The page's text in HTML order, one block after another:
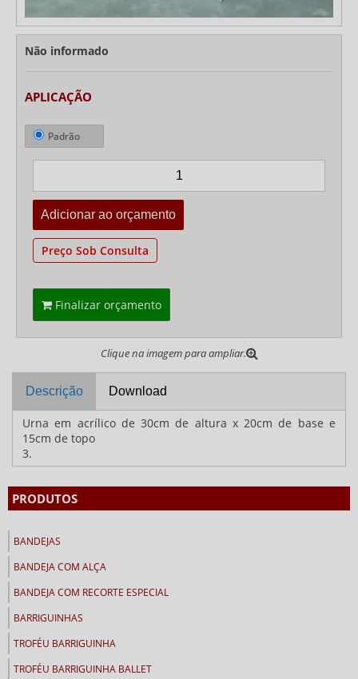
Não informado
APLICAÇÃO
Padrão
Preço Sob Consulta
Finalizar orçamento
Clique na imagem para ampliar.
Descrição Download
Urna em acrílico de 30cm de altura x 20cm de base e
15cm de topo
3.
PRODUTOS
BANDEJAS
BANDEJA COM ALÇA
BANDEJA COM RECORTE ESPECIAL
BARRIGUINHAS
TROFÉU BARRIGUINHA
TROFÉU BARRIGUINHA BALLET